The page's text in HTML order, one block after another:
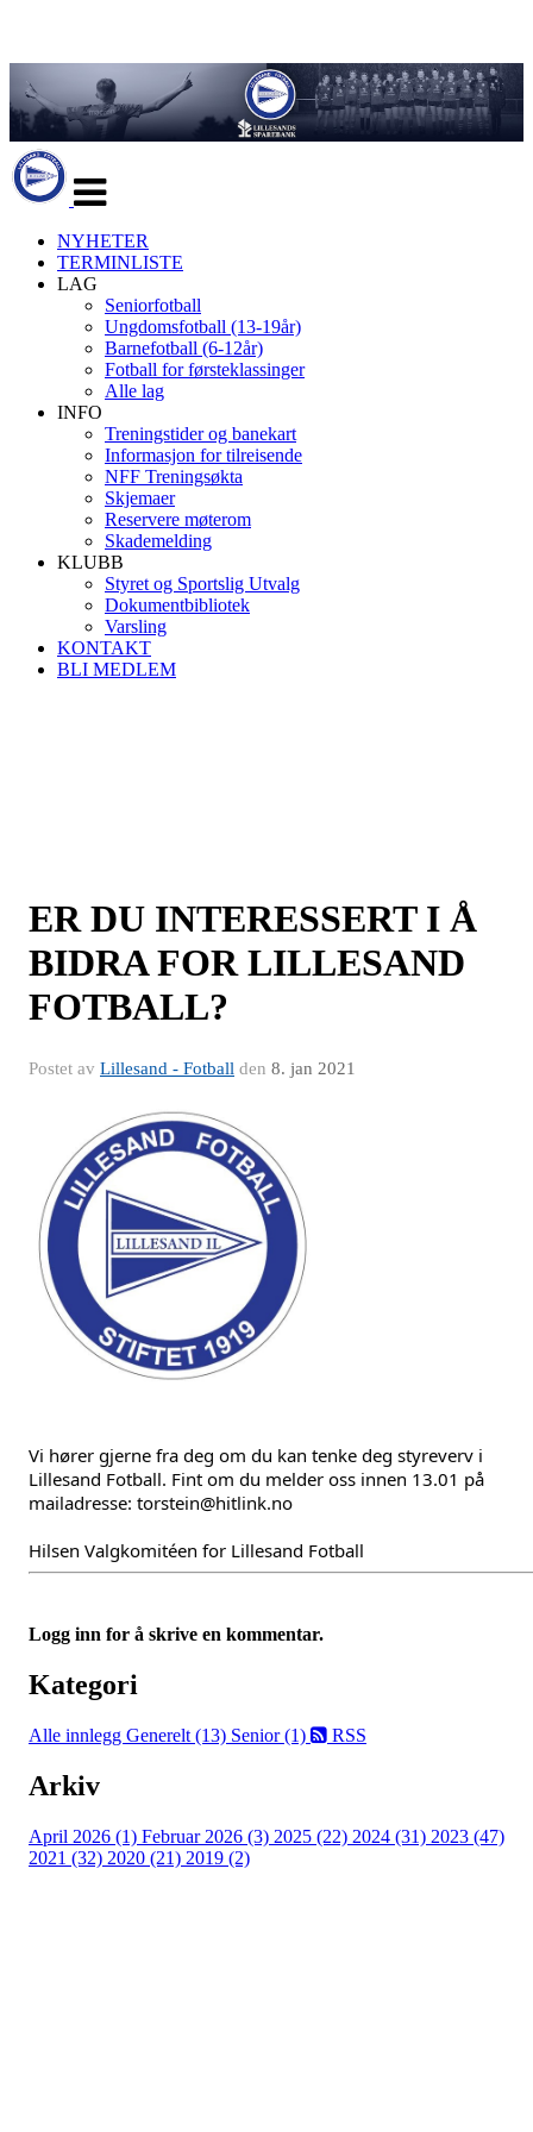
navigasjon
NYHETER
TERMINLISTE
LAG
Seniorfotball
Ungdomsfotball (13-19år)
Barnefotball (6-12år)
Fotball for førsteklassinger
Alle lag
INFO
Treningstider og banekart
Informasjon for tilreisende
NFF Treningsøkta
Skjemaer
Reservere møterom
Skademelding
KLUBB
Styret og Sportslig Utvalg
Dokumentbibliotek
Varsling
KONTAKT
BLI MEDLEM
ER DU INTERESSERT I Å
BIDRA FOR LILLESAND
FOTBALL?
Postet av Lillesand - Fotball den 8. jan 2021
Vi hører gjerne fra deg om du kan tenke deg styreverv i
Lillesand Fotball. Fint om du melder oss innen 13.01 på
mailadresse: torstein@hitlink.no
Hilsen Valgkomitéen for Lillesand Fotball
Logg inn for å skrive en kommentar.
Kategori
Alle innlegg Generelt (13) Senior (1) RSS
Arkiv
April 2026 (1) Februar 2026 (3) 2025 (22) 2024 (31) 2023 (47)
2021 (32) 2020 (21) 2019 (2)